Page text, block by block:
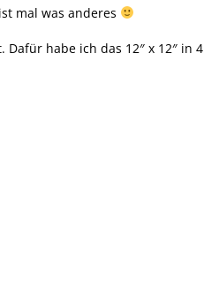
mal was anderes
habe ich das 12″ x 12″ in 4